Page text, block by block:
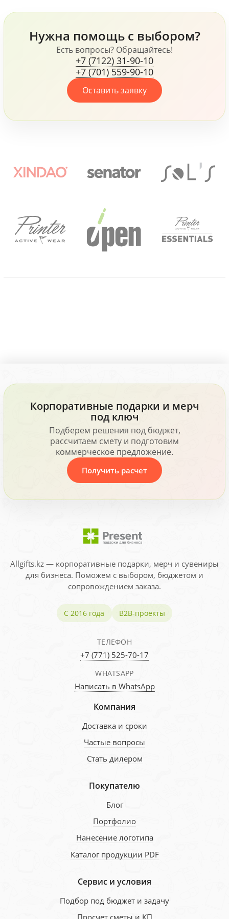
другое.
флисовая куртка James
Prodir и многое другое,
все это говорит о том,
что компания, не
жалеет средств для
своих сотрудников.
Нужна помощь с выбором?
Есть вопросы? Обращайтесь!
+7 (7122) 31-90-10
Оставить заявку
Корпоративные подарки и мерч
под ключ
Подберем решения под бюджет,
рассчитаем смету и подготовим
коммерческое предложение.
Получить расчет
Allgifts.kz — корпоративные подарки, мерч и сувениры
для бизнеса. Поможем с выбором, бюджетом и
сопровождением заказа.
С 2016 года B2B-проекты
ТЕЛЕФОН
+7 (771) 525-70-17
WHATSAPP
Написать в WhatsApp
Компания
Доставка и сроки
Частые вопросы
Стать дилером
Покупателю
Блог
Портфолио
Нанесение логотипа
Каталог продукции PDF
Сервис и условия
Подбор под бюджет и задачу
Просчет сметы и КП